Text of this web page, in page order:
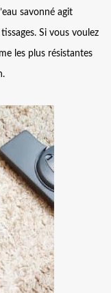
savonné agit
Si vous voulez
les plus résistantes